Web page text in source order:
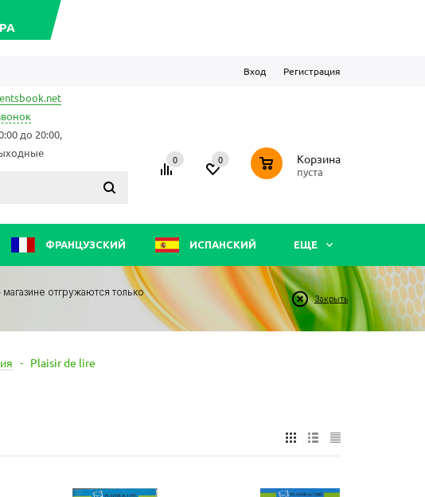
Вход Регистрация
до 20:00,
0 0 0 Корзина
пуста
ФРАНЦУЗСКИЙ ИСПАНСКИЙ ЕЩЕ
отгружаются только
Закрыть
- Plaisir de lire